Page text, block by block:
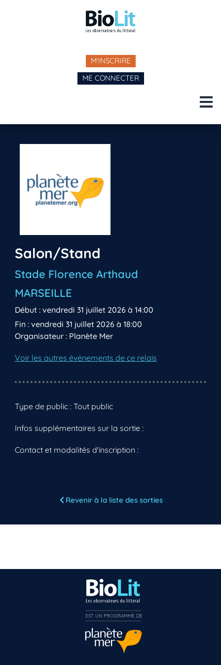
M'INSCRIRE
ME CONNECTER
Salon/Stand
Stade Florence Arthaud
MARSEILLE
Début : vendredi 31 juillet 2026 à 14:00
Fin : vendredi 31 juillet 2026 à 18:00
Organisateur : Planète Mer
Voir les autres événements de ce relais
Type de public : Tout public
Infos supplémentaires sur la sortie :
Contact et modalités d'inscription :
Revenir à la liste des sorties